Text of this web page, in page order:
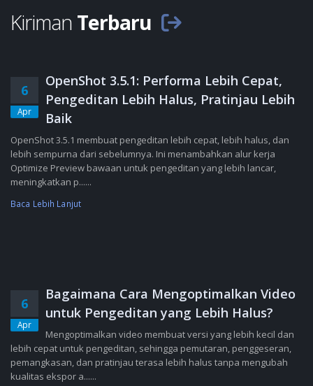
Kiriman Terbaru
6
Apr
OpenShot 3.5.1: Performa Lebih Cepat,
Pengeditan Lebih Halus, Pratinjau Lebih
Baik
OpenShot 3.5.1 membuat pengeditan lebih cepat, lebih halus, dan
lebih sempurna dari sebelumnya. Ini menambahkan alur kerja
Optimize Preview bawaan untuk pengeditan yang lebih lancar,
meningkatkan p......
Baca Lebih Lanjut
6
Apr
Bagaimana Cara Mengoptimalkan Video
untuk Pengeditan yang Lebih Halus?
Mengoptimalkan video membuat versi yang lebih kecil dan
lebih cepat untuk pengeditan, sehingga pemutaran, penggeseran,
pemangkasan, dan pratinjau terasa lebih halus tanpa mengubah
kualitas ekspor a......